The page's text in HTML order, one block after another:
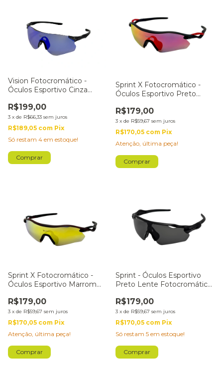
Vision Fotocromático -
Óculos Esportivo Cinza
R$199,00
3 x de R$66,33 sem juros
R$189,05 com Pix
Só restam 4 em estoque!
Sprint X Fotocromático -
Óculos Esportivo Preto
R$179,00
3 x de R$59,67 sem juros
R$170,05 com Pix
Atenção, última peça!
Sprint X Fotocromático -
Óculos Esportivo Marrom
R$179,00
3 x de R$59,67 sem juros
R$170,05 com Pix
Atenção, última peça!
Sprint - Óculos Esportivo
Preto Lente Fotocromática
R$179,00
3 x de R$59,67 sem juros
R$170,05 com Pix
Só restam 5 em estoque!